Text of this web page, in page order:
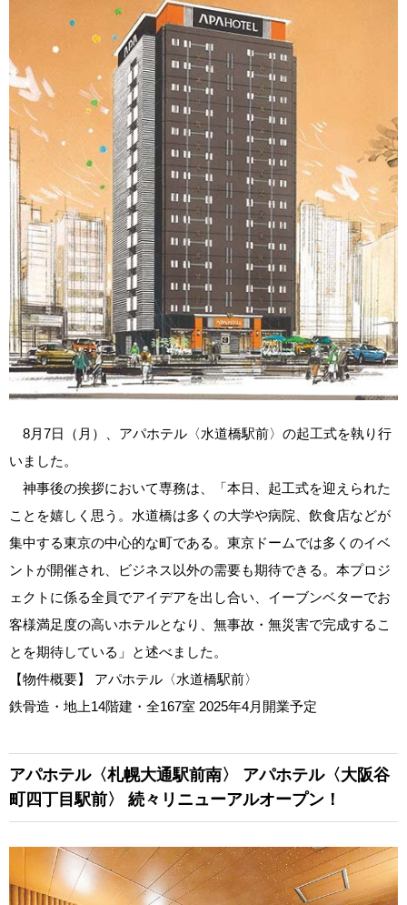
8月7日（月）、アパホテル〈水道橋駅前〉の起工式を執り行
いました。
神事後の挨拶において専務は、「本日、起工式を迎えられた
ことを嬉しく思う。水道橋は多くの大学や病院、飲食店などが
集中する東京の中心的な町である。東京ドームでは多くのイベ
ントが開催され、ビジネス以外の需要も期待できる。本プロジ
ェクトに係る全員でアイデアを出し合い、イーブンベターでお
客様満足度の高いホテルとなり、無事故・無災害で完成するこ
とを期待している」と述べました。
【物件概要】 アパホテル〈水道橋駅前〉
鉄骨造・地上14階建・全167室 2025年4月開業予定
アパホテル〈札幌大通駅前南〉
アパホテル〈大阪谷
町四丁目駅前〉
続々リニューアルオープン！